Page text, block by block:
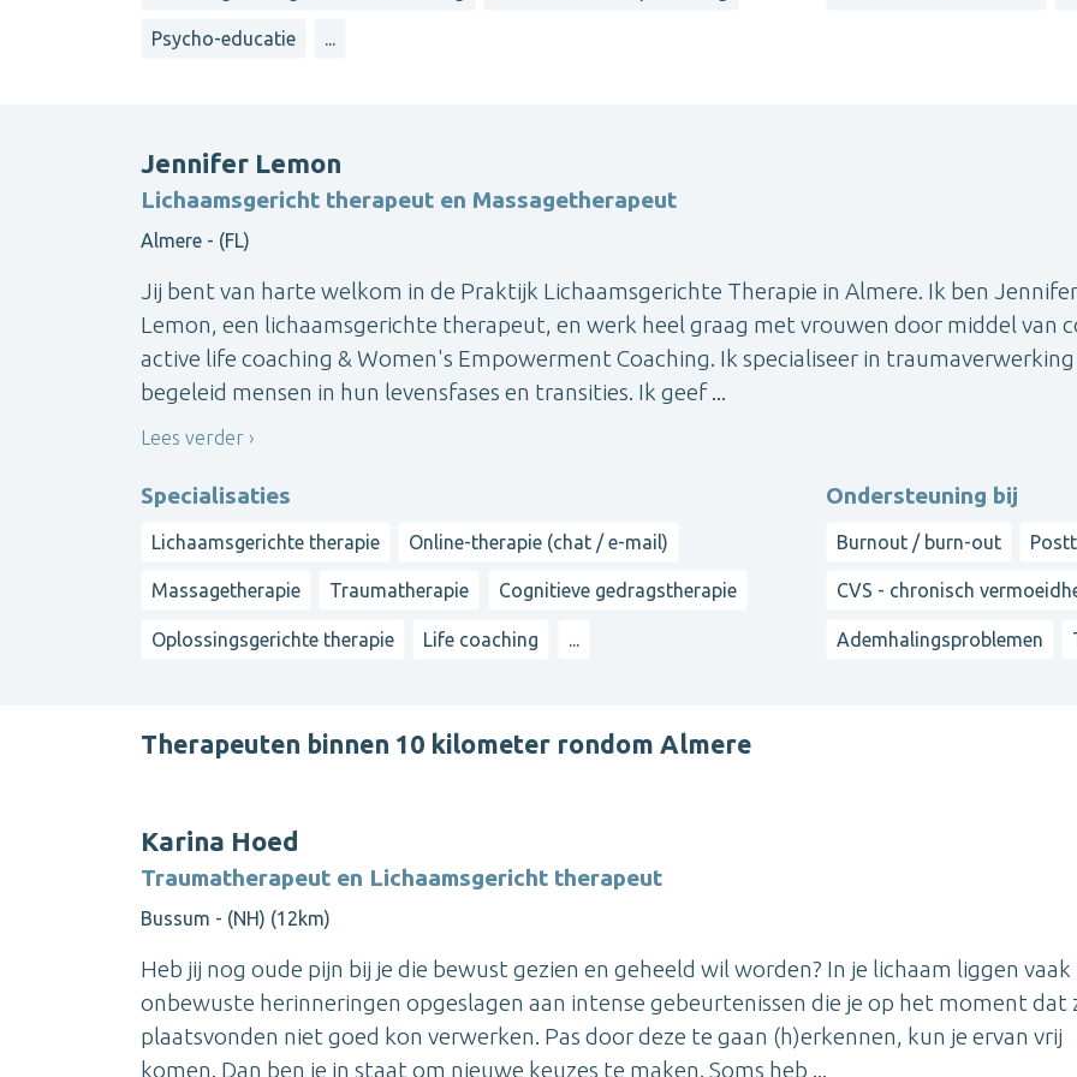
Psycho-educatie ...
Jennifer Lemon
Lichaamsgericht therapeut en Massagetherapeut
Almere - (FL)
Jij bent van harte welkom in de Praktijk Lichaamsgerichte Therapie in Almere. Ik ben Jennifer
Lemon, een lichaamsgerichte therapeut, en werk heel graag met vrouwen door middel van
active life coaching & Women's Empowerment Coaching. Ik specialiseer in traumaverwerking
begeleid mensen in hun levensfases en transities. Ik geef ...
Lees verder
Specialisaties
Lichaamsgerichte therapie Online-therapie (chat / e-mail)
Massagetherapie Traumatherapie Cognitieve gedragstherapie
Oplossingsgerichte therapie Life coaching ...
Ondersteuning bij
Burnout / burn-out
CVS - chronisch
Ademhalingsproblemen
Therapeuten binnen 10 kilometer rondom Almere
Karina Hoed
Traumatherapeut en Lichaamsgericht therapeut
Bussum - (NH) (12km)
Heb jij nog oude pijn bij je die bewust gezien en geheeld wil worden? In je lichaam liggen vaak
onbewuste herinneringen opgeslagen aan intense gebeurtenissen die je op het moment dat
plaatsvonden niet goed kon verwerken. Pas door deze te gaan (h)erkennen, kun je ervan vrij
komen. Dan ben je in staat om nieuwe keuzes te maken. Soms heb ...